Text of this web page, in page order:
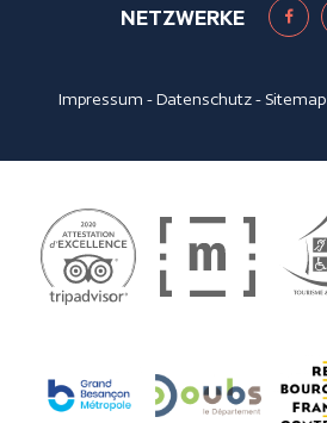
NETZWERKE
Impressum -Datenschutz- Sitemap